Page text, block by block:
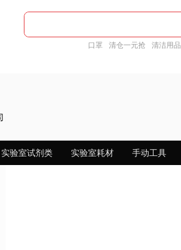
口罩 清仓一元抢 清洁用品
实验室试剂类 实验室耗材 手动工具